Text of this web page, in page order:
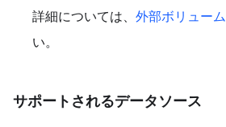
詳細については、 外部ボリューム
い。
サポートされるデータソース